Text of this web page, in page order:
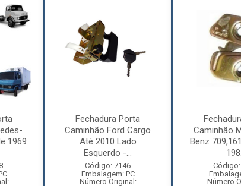
1969
Fechadura Porta
Caminhão Ford Cargo
Até 2010 Lado
Esquerdo -...
Código: 7146
Embalagem: PC
Número Original:
Caminhão
Benz
Número